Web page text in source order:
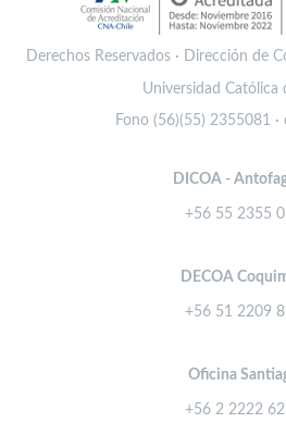
Derechos Reservados · Dirección de
Universidad Católica
Fono (56)(55) 2355081 ·
DICOA -
+56 55 2355
DECOA
+56 51 2209
Oficina
+56 2 2222